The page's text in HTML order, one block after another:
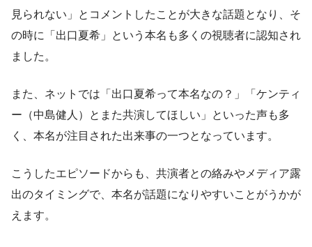
見られない」とコメントしたことが大きな話題となり、そ
の時に「出口夏希」という本名も多くの視聴者に認知され
ました。
また、ネットでは「出口夏希って本名なの？」「ケンティ
ー（中島健人）とまた共演してほしい」といった声も多
く、本名が注目された出来事の一つとなっています。
こうしたエピソードからも、共演者との絡みやメディア露
出のタイミングで、本名が話題になりやすいことがうかが
えます。